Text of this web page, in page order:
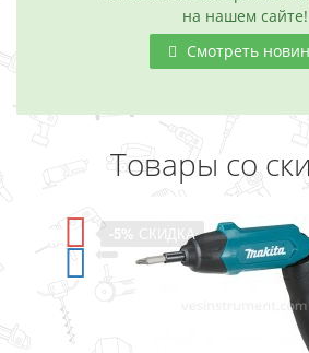
на нашем сайте!
Смотреть
Товары со
СКИДКА